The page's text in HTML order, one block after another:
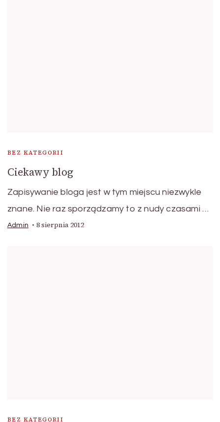
BEZ KATEGORII
Ciekawy blog
Zapisywanie bloga jest w tym miejscu niezwykle
znane. Nie raz sporządzamy to z nudy czasami …
Admin 8 sierpnia 2012
BEZ KATEGORII